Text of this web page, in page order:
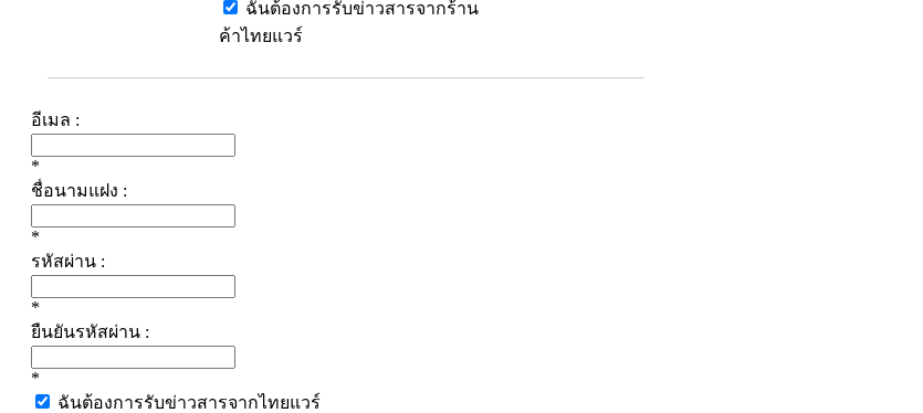
ฉันต้องการรับข่าวสารจากร้าน
ค้าไทยแวร์
อีเมล :
*
ชื่อนามแฝง :
*
รหัสผ่าน :
*
ยืนยันรหัสผ่าน :
*
ฉันต้องการรับข่าวสารจากไทยแวร์